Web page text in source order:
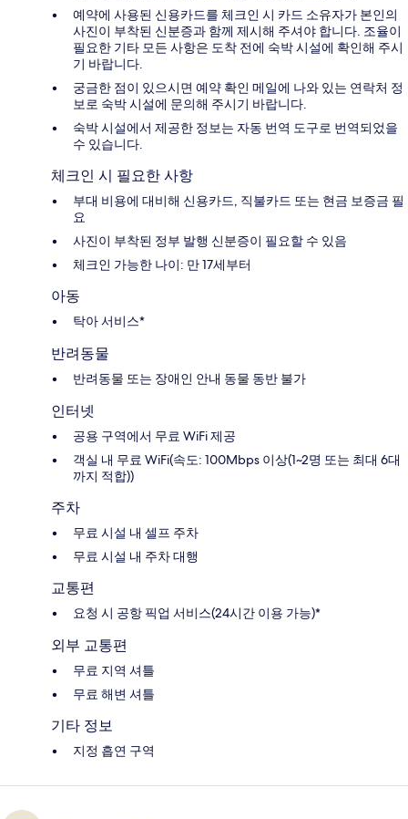
예약에 사용된 신용카드를 체크인 시 카드 소유자가 본인의
사진이 부착된 신분증과 함께 제시해 주셔야 합니다. 조율이
필요한 기타 모든 사항은 도착 전에 숙박 시설에 확인해 주시
기 바랍니다.
궁금한 점이 있으시면 예약 확인 메일에 나와 있는 연락처 정
보로 숙박 시설에 문의해 주시기 바랍니다.
숙박 시설에서 제공한 정보는 자동 번역 도구로 번역되었을
수 있습니다.
체크인 시 필요한 사항
부대 비용에 대비해 신용카드, 직불카드 또는 현금 보증금 필
요
사진이 부착된 정부 발행 신분증이 필요할 수 있음
체크인 가능한 나이: 만 17세부터
아동
탁아 서비스*
반려동물
반려동물 또는 장애인 안내 동물 동반 불가
인터넷
공용 구역에서 무료 WiFi 제공
객실 내 무료 WiFi(속도: 100Mbps 이상(1~2명 또는 최대 6대
까지 적합))
주차
무료 시설 내 셀프 주차
무료 시설 내 주차 대행
교통편
요청 시 공항 픽업 서비스(24시간 이용 가능)*
외부 교통편
무료 지역 셔틀
무료 해변 셔틀
기타 정보
지정 흡연 구역